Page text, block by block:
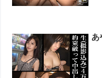
あ